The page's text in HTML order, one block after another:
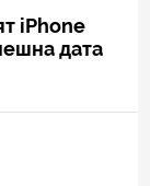
iPhone
дата